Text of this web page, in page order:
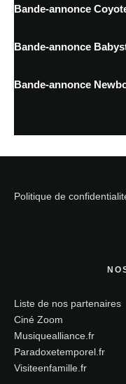
Bande-annonce
Bande-annonce
Bande-annonce
Politique de
Liste de nos partenaires
Ciné Zoom
Musiquealliance.fr
Paradoxetemporel.fr
Visiteenfamille.fr